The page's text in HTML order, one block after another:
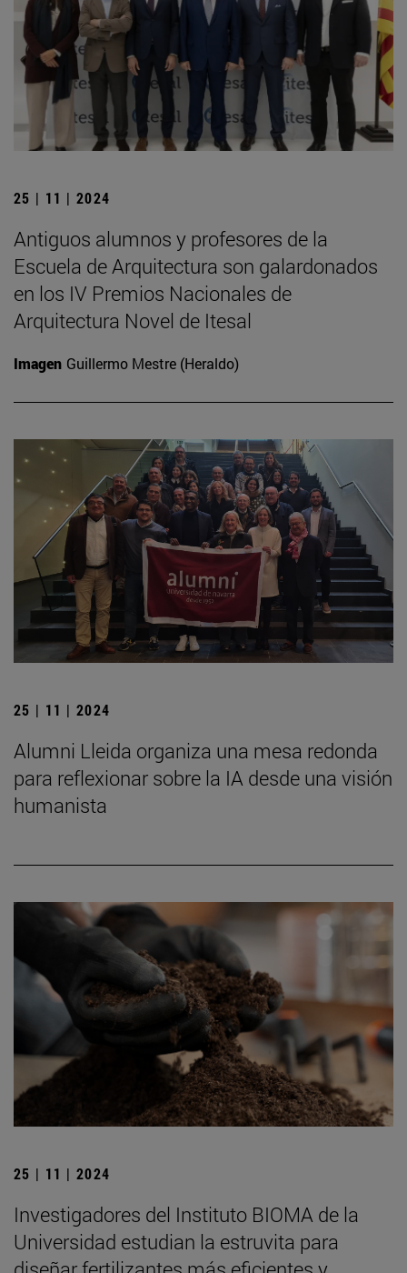
25 | 11 | 2024
Antiguos alumnos y profesores de la
Escuela de Arquitectura son galardonados
en los IV Premios Nacionales de
Arquitectura Novel de Itesal
Imagen Guillermo Mestre (Heraldo)
25 | 11 | 2024
Alumni Lleida organiza una mesa redonda
para reflexionar sobre la IA desde una visión
humanista
25 | 11 | 2024
Investigadores del Instituto BIOMA de la
Universidad estudian la estruvita para